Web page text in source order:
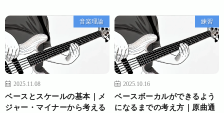
音楽理論
2025.11.08
ベースとスケールの基本｜メ
ジャー・マイナーから考える
練習
2025.10.16
ベースボーカルができるよう
になるまでの考え方｜原曲通